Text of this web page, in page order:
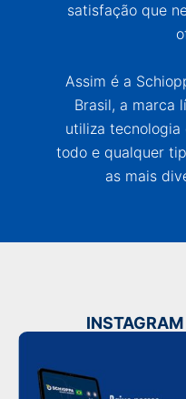
satisfação que
Assim é a
Brasil, a marca
utiliza
todo e qualquer
as mais